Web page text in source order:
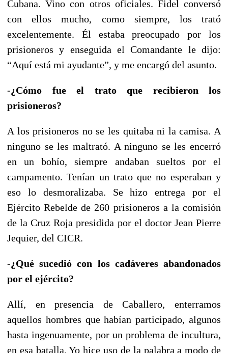
Cubana. Vino con otros oficiales. Fidel conversó
con ellos mucho, como siempre, los trató
excelentemente. Él estaba preocupado por los
prisioneros y enseguida el Comandante le dijo:
“Aquí está mi ayudante”, y me encargó del asunto.
-¿Cómo fue el trato que recibieron los
prisioneros?
A los prisioneros no se les quitaba ni la camisa. A
ninguno se les maltrató. A ninguno se les encerró
en un bohío, siempre andaban sueltos por el
campamento. Tenían un trato que no esperaban y
eso lo desmoralizaba. Se hizo entrega por el
Ejército Rebelde de 260 prisioneros a la comisión
de la Cruz Roja presidida por el doctor Jean Pierre
Jequier, del CICR.
-¿Qué sucedió con los cadáveres abandonados
por el ejército?
Allí, en presencia de Caballero, enterramos
aquellos hombres que habían participado, algunos
hasta ingenuamente, por un problema de incultura,
en esa batalla. Yo hice uso de la palabra a modo de